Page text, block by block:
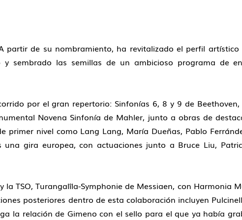
partir de su nombramiento, ha revitalizado el perfil
y sembrado las semillas de un ambicioso programa de
por el gran repertorio: Sinfonías 6, 8 y 9 de
Novena Sinfonía de Mahler, junto a obras de
primer nivel como Lang Lang, María Dueñas, Pablo
gira europea, con actuaciones junto a Bruce Liu,
TSO, Turangalîla-Symphonie de Messiaen, con Harmonia
posteriores dentro de esta colaboración incluyen
la relación de Gimeno con el sello para el que ya había